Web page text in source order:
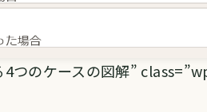
4つのケースの図解”